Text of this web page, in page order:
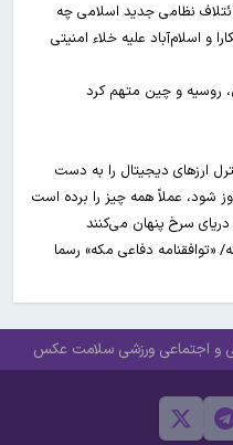
نظامی جدید اسلامی چه
و اسلام‌آباد علیه خلاء امنیتی
روسیه و چین متهم کرد
ارز‌های دیجیتال را به دست
عملاً همه چیز را برده است
سرخ پنهان می‌کنند
دفاعی مکه» رسما
و اجتماعی ورزشی سلامت عکس